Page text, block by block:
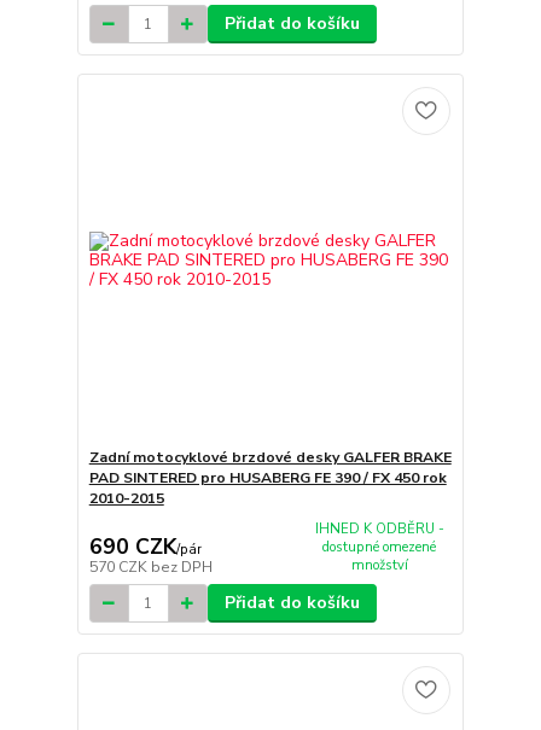
Přidat do košíku
Zadní motocyklové brzdové desky GALFER BRAKE
PAD SINTERED pro HUSABERG FE 390 / FX 450 rok
2010-2015
690 CZK/pár
570 CZK bez DPH
IHNED K ODBĚRU -
dostupné omezené
množství
Přidat do košíku